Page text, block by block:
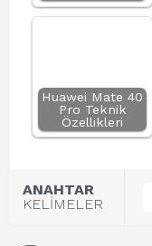
Huawei Mate 40
Pro Teknik
Özellikleri
ANAHTAR
KELİMELER